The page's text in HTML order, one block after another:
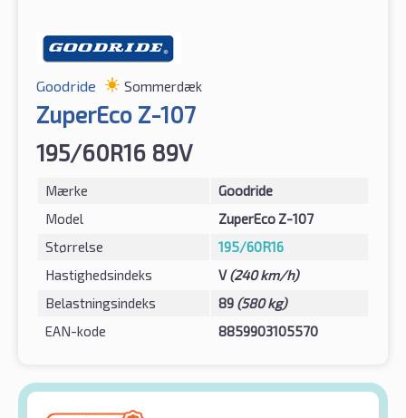
Goodride Sommerdæk
ZuperEco Z-107
195/60R16 89V
Mærke
Goodride
Model
ZuperEco Z-107
Størrelse
195/60R16
Hastighedsindeks
V(240 km/h)
Belastningsindeks
89 (580 kg)
EAN-kode
8859903105570